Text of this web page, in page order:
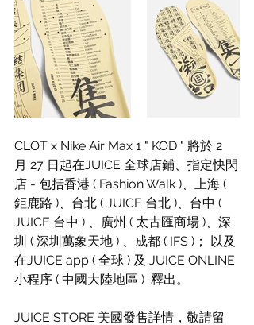
CLOT x Nike Air Max 1 " KOD " 將於 2
月 27 日起在JUICE 全球店鋪、指定快閃
店 - 包括香港 ( Fashion Walk )、上海 (
鉅鹿路 )、台北 ( JUICE 台北 )、台中 (
JUICE 台中 ) 、廣州 ( 太古匯商場 )、深
圳 ( 深圳萬象天地 ) 、成都 ( IFS )； 以及
在JUICE app ( 全球 ) 及 JUICE ONLINE
小程序 ( 中國大陸地區 )  釋出。
JUICE STORE 美國發售詳情，敬請留